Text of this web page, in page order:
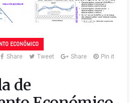
ECONÓMICO
Share Tweet Share Pin it
de